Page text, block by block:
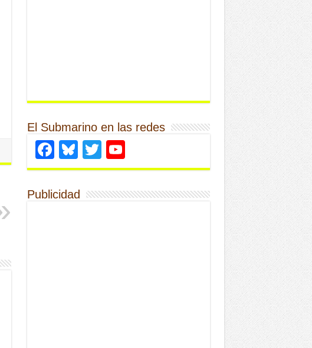
El Submarino en las redes
Facebook
Bluesky
Twitter
Publicidad